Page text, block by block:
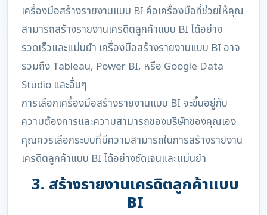
เครื่องมือสร้างรายงานแบบ BI คือเครื่องมือที่ช่วยให้คุณ
สามารถสร้างรายงานเครดิตลูกค้าแบบ BI ได้อย่าง
รวดเร็วและแม่นยำ เครื่องมือสร้างรายงานแบบ BI อาจ
รวมถึง Tableau, Power BI, หรือ Google Data
Studio และอื่นๆ
การเลือกเครื่องมือสร้างรายงานแบบ BI จะขึ้นอยู่กับ
ความต้องการและความสามารถของบริษัทของคุณเอง
คุณควรเลือกระบบที่มีความสามารถในการสร้างรายงาน
เครดิตลูกค้าแบบ BI ได้อย่างชัดเจนและแม่นยำ
3. สร้างรายงานเครดิตลูกค้าแบบ
BI